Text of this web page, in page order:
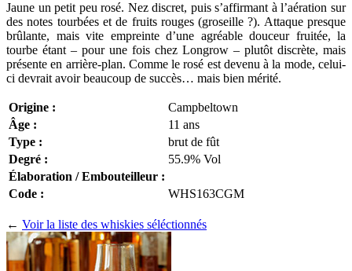
Jaune un petit peu rosé. Nez discret, puis s’affirmant à l’aération sur
des notes tourbées et de fruits rouges (groseille ?). Attaque presque
brûlante, mais vite empreinte d’une agréable douceur fruitée, la
tourbe étant – pour une fois chez Longrow – plutôt discrète, mais
présente en arrière-plan. Comme le rosé est devenu à la mode, celui-
ci devrait avoir beaucoup de succès… mais bien mérité.
Origine :
Campbeltown
Âge :
11 ans
Type :
brut de fût
Degré :
55.9% Vol
Élaboration / Embouteilleur :
Code :
WHS163CGM
← Voir la liste des whiskies séléctionnés